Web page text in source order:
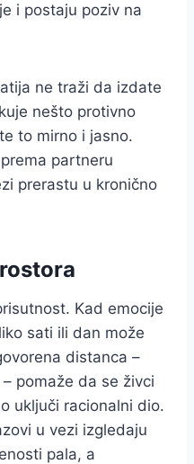
i postaju poziv na
ne traži da izdate
nešto protivno
to mirno i jasno.
partneru
prerastu u kronično
Kad emocije
sati ili dan može
distanca –
pomaže da se živci
uključi racionalni dio.
u vezi izgledaju
pala, a